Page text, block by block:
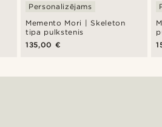
Memento Mori | Skeleton
tipa pulkstenis
Personalizējams
135,00 €